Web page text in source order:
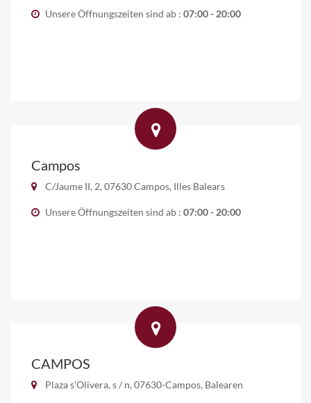
Unsere Öffnungszeiten sind ab : 07:00 - 20:00
Campos
C/Jaume II, 2, 07630 Campos, Illes Balears
Unsere Öffnungszeiten sind ab : 07:00 - 20:00
CAMPOS
Plaza s'Olivera, s / n, 07630-Campos, Balearen